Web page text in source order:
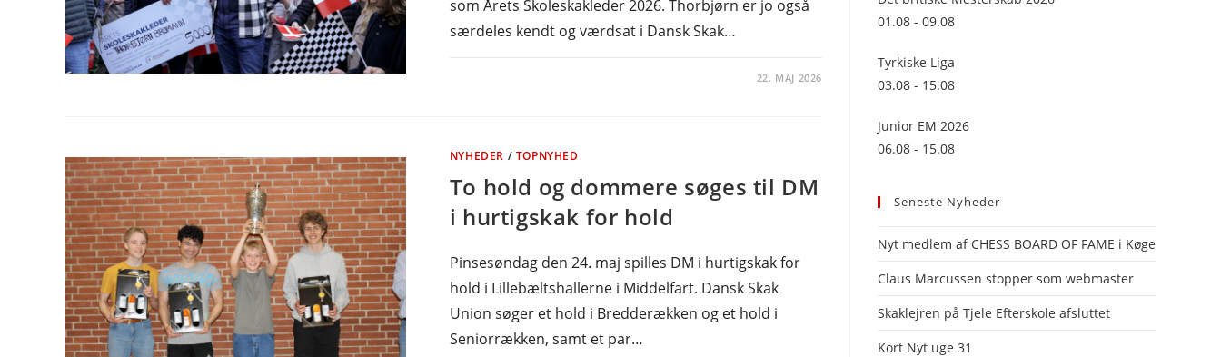
som Årets Skoleskakleder 2026. Thorbjørn er jo også
særdeles kendt og værdsat i Dansk Skak…
22. MAJ 2026
NYHEDER / TOPNYHED
To hold og dommere søges til DM
i hurtigskak for hold
Pinsesøndag den 24. maj spilles DM i hurtigskak for
hold i Lillebæltshallerne i Middelfart. Dansk Skak
Union søger et hold i Bredderækken og et hold i
Seniorrækken, samt et par…
01.08 - 09.08
Tyrkiske Liga
03.08 - 15.08
Junior EM 2026
06.08 - 15.08
Seneste Nyheder
Nyt medlem af CHESS BOARD OF FAME i Køge
Claus Marcussen stopper som webmaster
Skaklejren på Tjele Efterskole afsluttet
Kort Nyt uge 31